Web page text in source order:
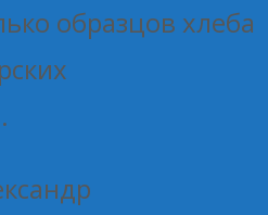
образцов хлеба